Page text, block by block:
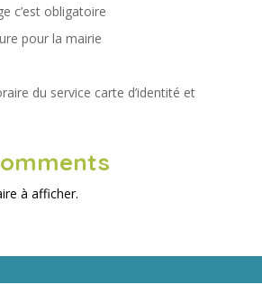
c’est obligatoire
pour la mairie
du service carte d’identité et
à afficher.